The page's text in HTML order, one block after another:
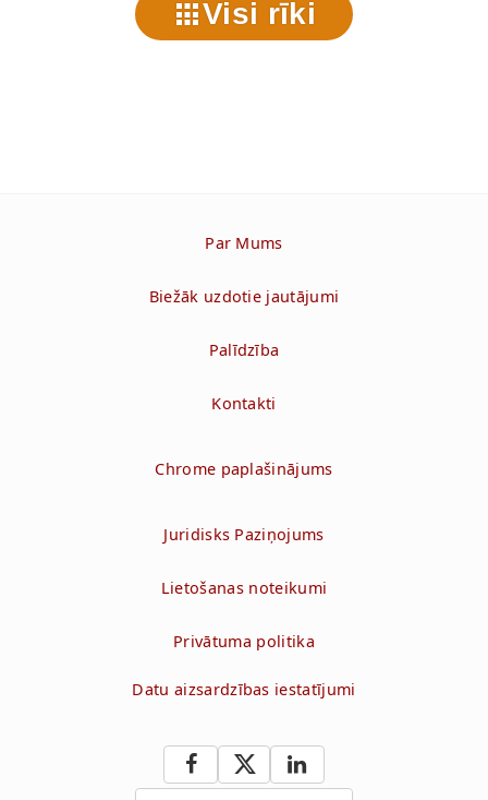
Visi rīki
Par Mums
Biežāk uzdotie jautājumi
Palīdzība
Kontakti
Chrome paplašinājums
Juridisks Paziņojums
Lietošanas noteikumi
Privātuma politika
Datu aizsardzības iestatījumi